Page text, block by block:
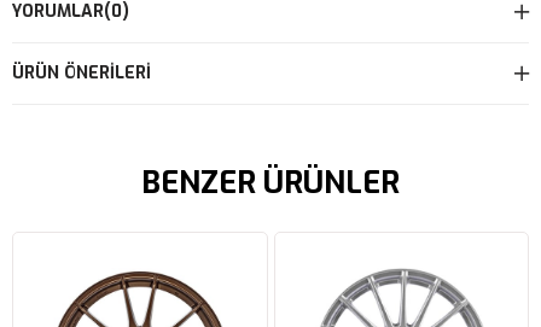
YORUMLAR(0)
ÜRÜN ÖNERILERI
BENZER ÜRÜNLER